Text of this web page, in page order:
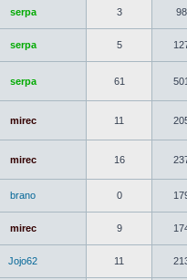
serpa 3
serpa 5
serpa 61
mirec 11
mirec 16
brano 0
mirec 9
Jojo62 11